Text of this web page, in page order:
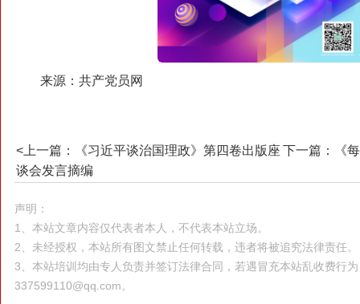
来源： 共产党员网
<上一篇：《习近平谈治国理政》第四卷出版座
谈会发言摘编
下一篇：《
声明：
1、本站文章内容仅代表者本人，不代表本站立场。
2、未经授权，本站所有图文禁止任何转载，违者将被追究法律责任。
3、本站培训均由专人负责并签订法律合同，若遇冒充本站乱收费行
337599110@qq.com。